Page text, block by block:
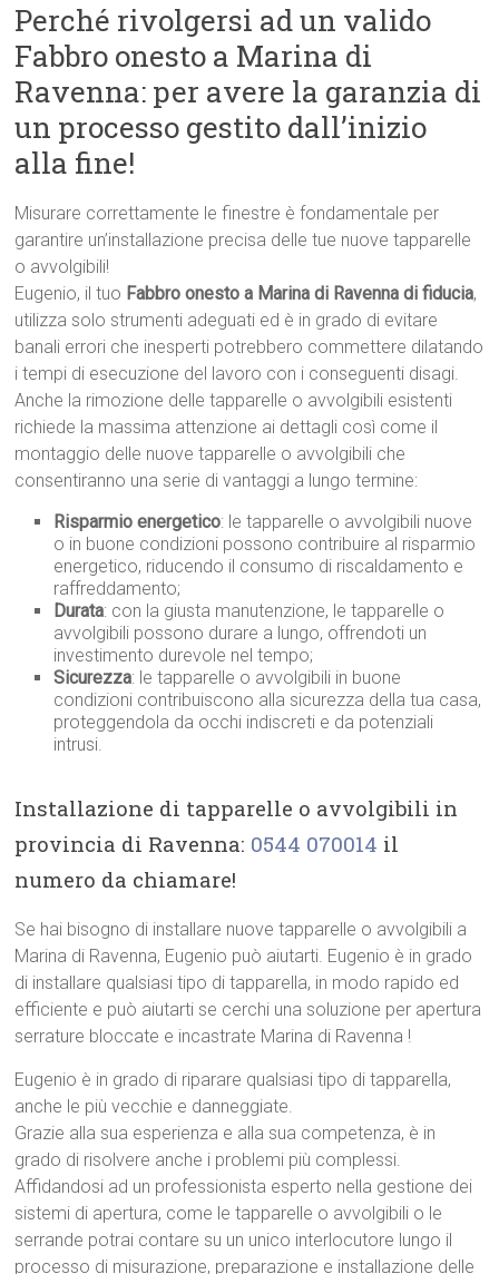
Perché rivolgersi ad un valido
Fabbro onesto a Marina di
Ravenna: per avere la garanzia di
un processo gestito dall’inizio
alla fine!
Misurare correttamente le finestre è fondamentale per
garantire un’installazione precisa delle tue nuove tapparelle
o avvolgibili!
Eugenio, il tuo Fabbro onesto a Marina di Ravenna di fiducia,
utilizza solo strumenti adeguati ed è in grado di evitare
banali errori che inesperti potrebbero commettere dilatando
i tempi di esecuzione del lavoro con i conseguenti disagi.
Anche la rimozione delle tapparelle o avvolgibili esistenti
richiede la massima attenzione ai dettagli così come il
montaggio delle nuove tapparelle o avvolgibili che
consentiranno una serie di vantaggi a lungo termine:
Risparmio energetico: le tapparelle o avvolgibili nuove
o in buone condizioni possono contribuire al risparmio
energetico, riducendo il consumo di riscaldamento e
raffreddamento;
Durata: con la giusta manutenzione, le tapparelle o
avvolgibili possono durare a lungo, offrendoti un
investimento durevole nel tempo;
Sicurezza: le tapparelle o avvolgibili in buone
condizioni contribuiscono alla sicurezza della tua casa,
proteggendola da occhi indiscreti e da potenziali
intrusi.
Installazione di tapparelle o avvolgibili in
provincia di Ravenna: 0544 070014 il
numero da chiamare!
Se hai bisogno di installare nuove tapparelle o avvolgibili a
Marina di Ravenna, Eugenio può aiutarti. Eugenio è in grado
di installare qualsiasi tipo di tapparella, in modo rapido ed
efficiente e può aiutarti se cerchi una soluzione per apertura
serrature bloccate e incastrate Marina di Ravenna !
Eugenio è in grado di riparare qualsiasi tipo di tapparella,
anche le più vecchie e danneggiate.
Grazie alla sua esperienza e alla sua competenza, è in
grado di risolvere anche i problemi più complessi.
Affidandosi ad un professionista esperto nella gestione dei
sistemi di apertura, come le tapparelle o avvolgibili o le
serrande potrai contare su un unico interlocutore lungo il
processo di misurazione, preparazione e installazione delle